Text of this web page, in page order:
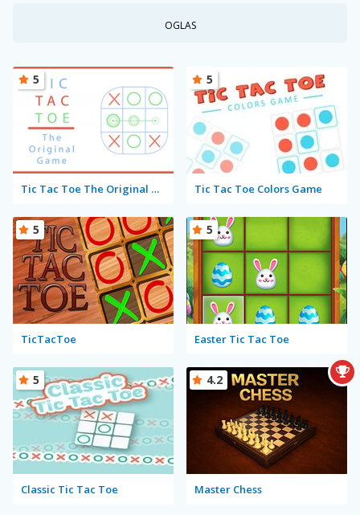
OGLAS
Tic Tac Toe The Original Game
5
Tic Tac Toe Colors Game
5
TicTacToe
5
Easter Tic Tac Toe
5
Classic Tic Tac Toe
5
Master Chess
4.2